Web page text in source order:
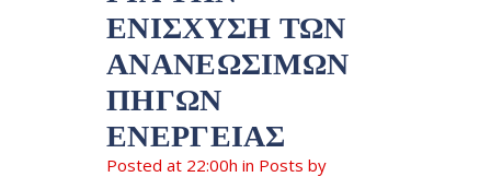
ΕΝΊΣΧΥΣΗ ΤΩΝ
ΑΝΑΝΕΏΣΙΜΩΝ
ΠΗΓΏΝ
ΕΝΈΡΓΕΙΑΣ
Posted at 22:00h in Posts by